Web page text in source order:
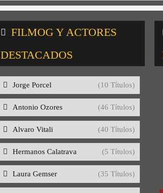
FILMOG Y ACTORES
DESTACADOS
Jorge Porcel (10 Títulos)
Antonio Ozores (46 Títulos)
Alvaro Vitali (40 Títulos)
Hermanos Calatrava (5 Títulos)
Laura Gemser (35 Títulos)